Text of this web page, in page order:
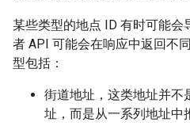
某些类型的地点 ID 有时可能会
者 API 可能会在响应中返回不
型包括：
街道地址，这类地址并不
址，而是从一系列地址中